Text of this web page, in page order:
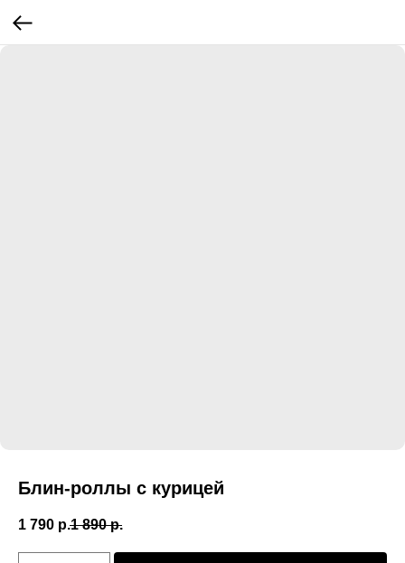
Блин-роллы с курицей
1 790 р.1 890 р.